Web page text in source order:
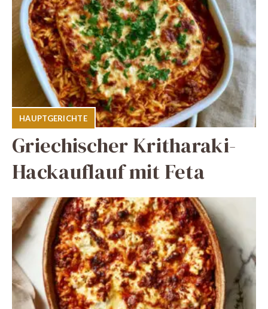
HAUPTGERICHTE
Griechischer Kritharaki-
Hackauflauf mit Feta